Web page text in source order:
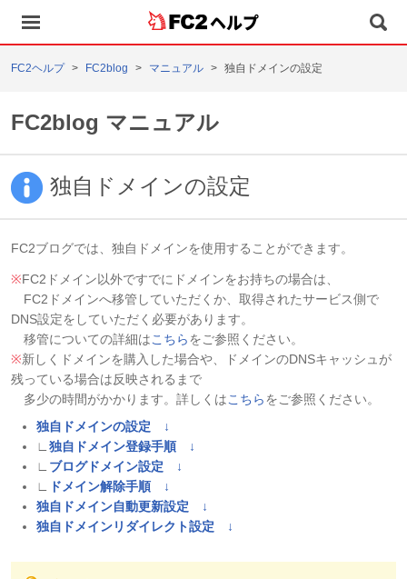
ヘルプ
FC2ヘルプ FC2blog マニュアル 独自ドメインの設定
FC2blog マニュアル
独自ドメインの設定
FC2ブログでは、独自ドメインを使用することができます。
※FC2ドメイン以外ですでにドメインをお持ちの場合は、
FC2ドメインへ移管していただくか、取得されたサービス側で
DNS設定をしていただく必要があります。
移管についての詳細はこちらをご参照ください。
※新しくドメインを購入した場合や、ドメインのDNSキャッシュが
残っている場合は反映されるまで
多少の時間がかかります。詳しくはこちらをご参照ください。
独自 ドメインの設定 ↓
∟ 独自 ド メイン登録手順 ↓
∟ ブログドメイン設定 ↓
∟
ドメイン解除手順 ↓
独自 ドメイン自動更新設定 ↓
独自ドメインリダイレクト設定 ↓